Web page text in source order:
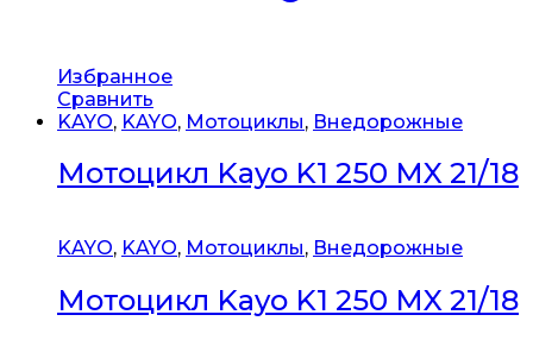
Избранное
Сравнить
KAYO, KAYO, Мотоциклы, Внедорожные
Мотоцикл Kayo K1 250 MX 21/18
KAYO, KAYO, Мотоциклы, Внедорожные
Мотоцикл Kayo K1 250 MX 21/18